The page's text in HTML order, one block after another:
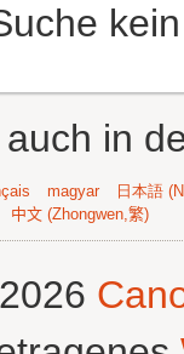
in
magyar
日本語
中文 (Zhongwen,繁)